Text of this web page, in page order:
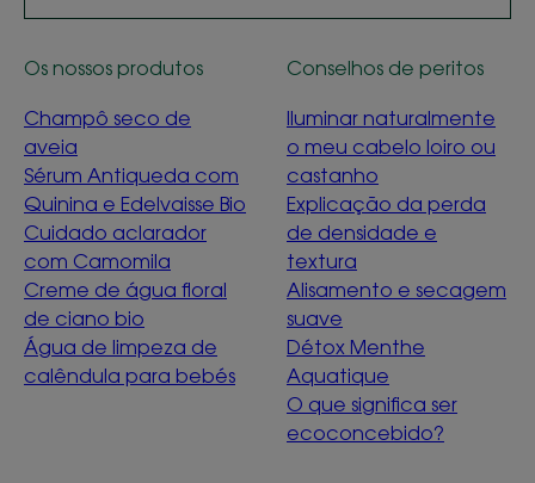
Os nossos produtos
Champô seco de
aveia
Sérum Antiqueda com
Quinina e Edelvaisse Bio
Cuidado aclarador
com Camomila
Creme de água floral
de ciano bio
Água de limpeza de
calêndula para bebés
Conselhos de peritos
Iluminar naturalmente
o meu cabelo loiro ou
castanho
Explicação da perda
de densidade e
textura
Alisamento e secagem
suave
Détox Menthe
Aquatique
O que significa ser
ecoconcebido?